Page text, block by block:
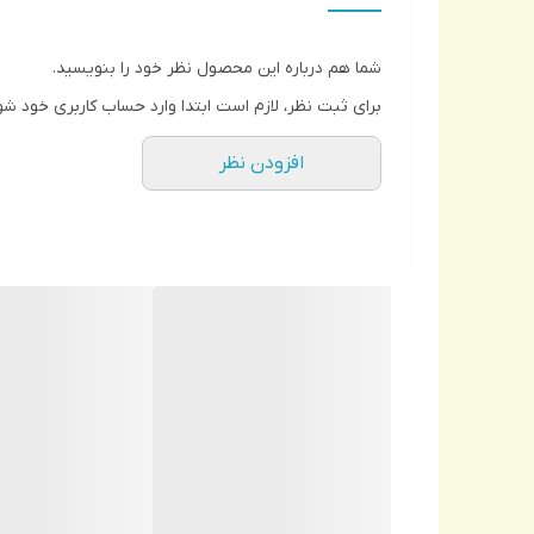
شما هم درباره این محصول نظر خود را بنویسید.
برای ثبت نظر، لازم است ابتدا وارد حساب کاربری خود
افزودن نظر